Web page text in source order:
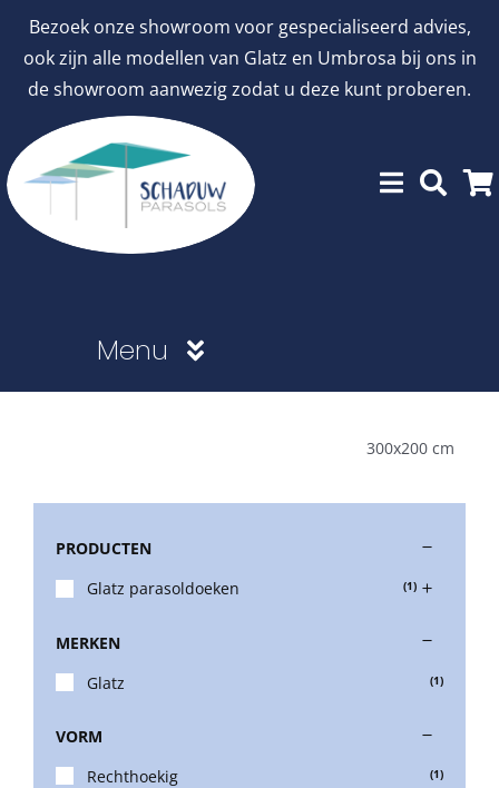
Bezoek onze showroom voor gespecialiseerd advies,
ook zijn alle modellen van Glatz en Umbrosa bij ons in
de showroom aanwezig zodat u deze kunt proberen.
inhoud
Menu
Stokparasols
Muurparasols
300x200 cm
PRODUCTEN
Glatz parasoldoeken
(1)
MERKEN
Glatz
(1)
VORM
Rechthoekig
(1)